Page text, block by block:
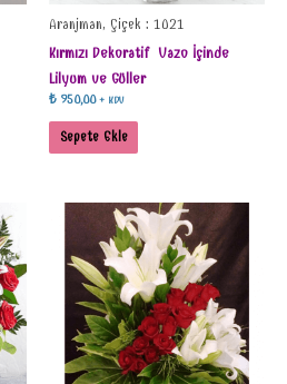
Aranjman, Çiçek : 1021
Kırmızı Dekoratif Vazo İçinde
Lilyum ve Güller
₺ 950,00 + KDV
Sepete Ekle